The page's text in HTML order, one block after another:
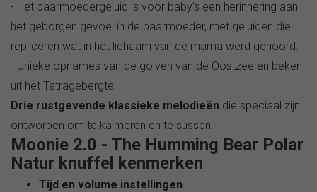
- Het baarmoedergeluid is voor baby’s een herinnering aan
het geborgen gevoel in de baarmoeder, met geluiden die
repliceren wat in het lichaam van de mama werd gehoord.
- Unieke opnames van de golven van de Oostzee en beken
uit het Tatragebergte.
Drie rustgevende klassieke melodieën die speciaal zijn
ontworpen om te kalmeren en te sussen.
Moonie 2.0 - The Humming Bear Polar
Natur knuffel kenmerken
Tijd en volume instellingen